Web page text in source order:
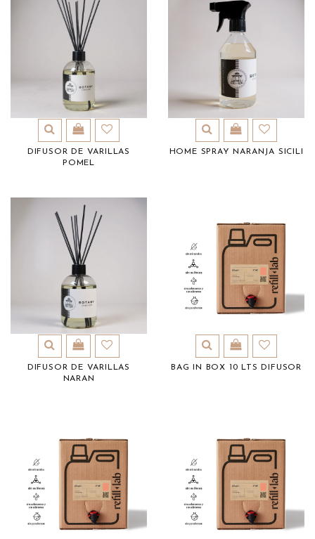
DIFUSOR DE VARILLAS
POMEL
HOME SPRAY NARANJA SICILI
DIFUSOR DE VARILLAS
NARAN
BAG IN BOX 10 LTS DIFUSOR